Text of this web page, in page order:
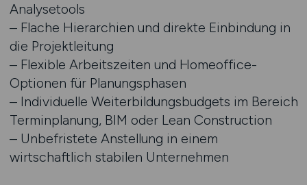
Analysetools
– Flache Hierarchien und direkte Einbindung in
die Projektleitung
– Flexible Arbeitszeiten und Homeoffice-
Optionen für Planungsphasen
– Individuelle Weiterbildungsbudgets im Bereich
Terminplanung, BIM oder Lean Construction
– Unbefristete Anstellung in einem
wirtschaftlich stabilen Unternehmen